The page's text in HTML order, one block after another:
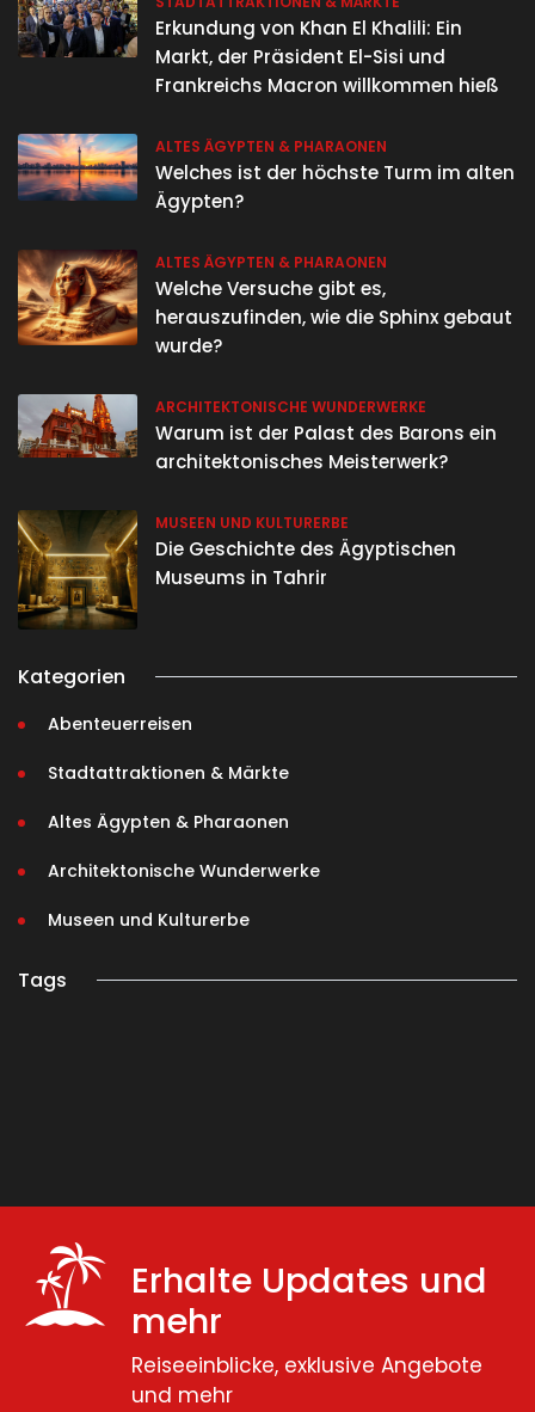
Erkundung von Khan El Khalili: Ein
Markt, der Präsident El-Sisi und
Frankreichs Macron willkommen hieß
ALTES ÄGYPTEN & PHARAONEN
Welches ist der höchste Turm im alten
Ägypten?
ALTES ÄGYPTEN & PHARAONEN
Welche Versuche gibt es,
herauszufinden, wie die Sphinx gebaut
wurde?
ARCHITEKTONISCHE WUNDERWERKE
Warum ist der Palast des Barons ein
architektonisches Meisterwerk?
MUSEEN UND KULTURERBE
Die Geschichte des Ägyptischen
Museums in Tahrir
Kategorien
Abenteuerreisen
Stadtattraktionen & Märkte
Altes Ägypten & Pharaonen
Architektonische Wunderwerke
Museen und Kulturerbe
Tags
Erhalte Updates und
mehr
Reiseeinblicke, exklusive Angebote
und mehr